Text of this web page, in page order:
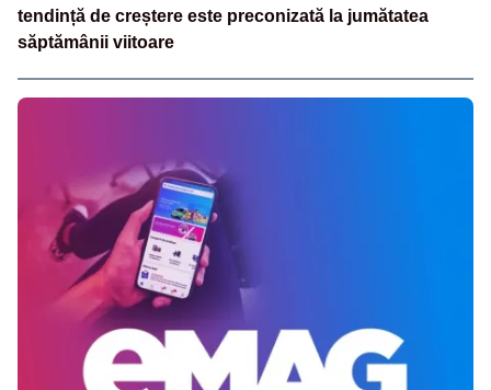
tendință de creștere este preconizată la jumătatea
săptămânii viitoare